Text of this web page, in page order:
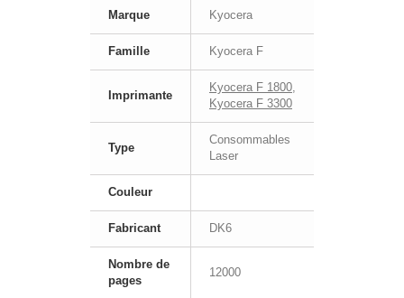
Marque Kyocera
Famille Kyocera F
Imprimante
Kyocera F 1800,
Kyocera F 3300
Type
Consommables
Laser
Couleur
Fabricant DK6
Nombre de
pages
12000